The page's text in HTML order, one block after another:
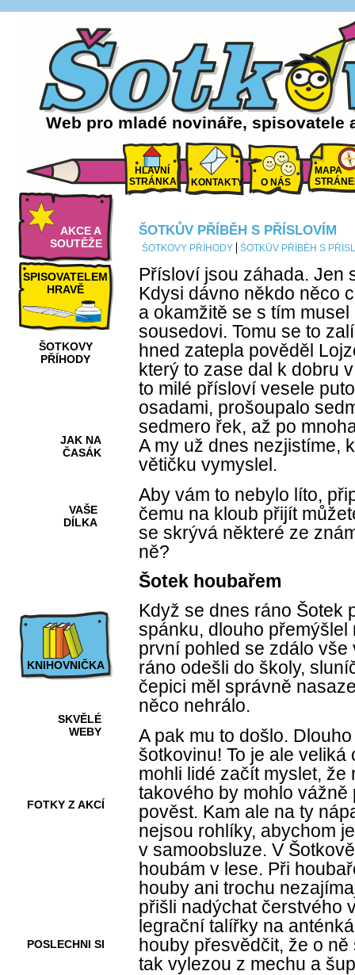
Web pro mladé novináře, spisovatele
HLAVNÍ
STRÁNKA
KONTAKTY O NÁS
MAPA
AKCE A
SOUTĚŽE
SPISOVATELEM
HRAVĚ
ŠOTKOVY
PŘÍHODY
JAK NA
ČASÁK
VAŠE
DÍLKA
KNIHOVNIČKA
SKVĚLÉ
WEBY
FOTKY Z AKCÍ
POSLECHNI SI
ŠOTKŮV PŘÍBĚH S PŘÍSLOVÍM
ŠOTKOVY PŘÍHODY ŠOTKŮV PŘÍBĚH S
Přísloví jsou záhada. Jen
Kdysi dávno někdo něco
a okamžitě se s tím musel
sousedovi. Tomu se to
hned zatepla pověděl
který to zase dal k dobru
to milé přísloví vesele
osadami, prošoupalo
sedmero řek, až po
A my už dnes nezjistíme,
větičku vymyslel.
Aby vám to nebylo líto,
čemu na kloub přijít
se skrývá některé ze
ně?
Šotek houbařem
Když se dnes ráno Šotek
spánku, dlouho
první pohled se zdálo
ráno odešli do školy,
čepici měl správně
něco nehrálo.
A pak mu to došlo.
šotkovinu! To je ale
mohli lidé začít myslet, že
takového by mohlo
pověst. Kam ale na ty
nejsou rohlíky, abychom
v samoobsluze. V
houbám v lese. Při
houby ani trochu
přišli nadýchat čerstvého
legrační talířky na
houby přesvědčit, že o
tak vylezou z mechu a